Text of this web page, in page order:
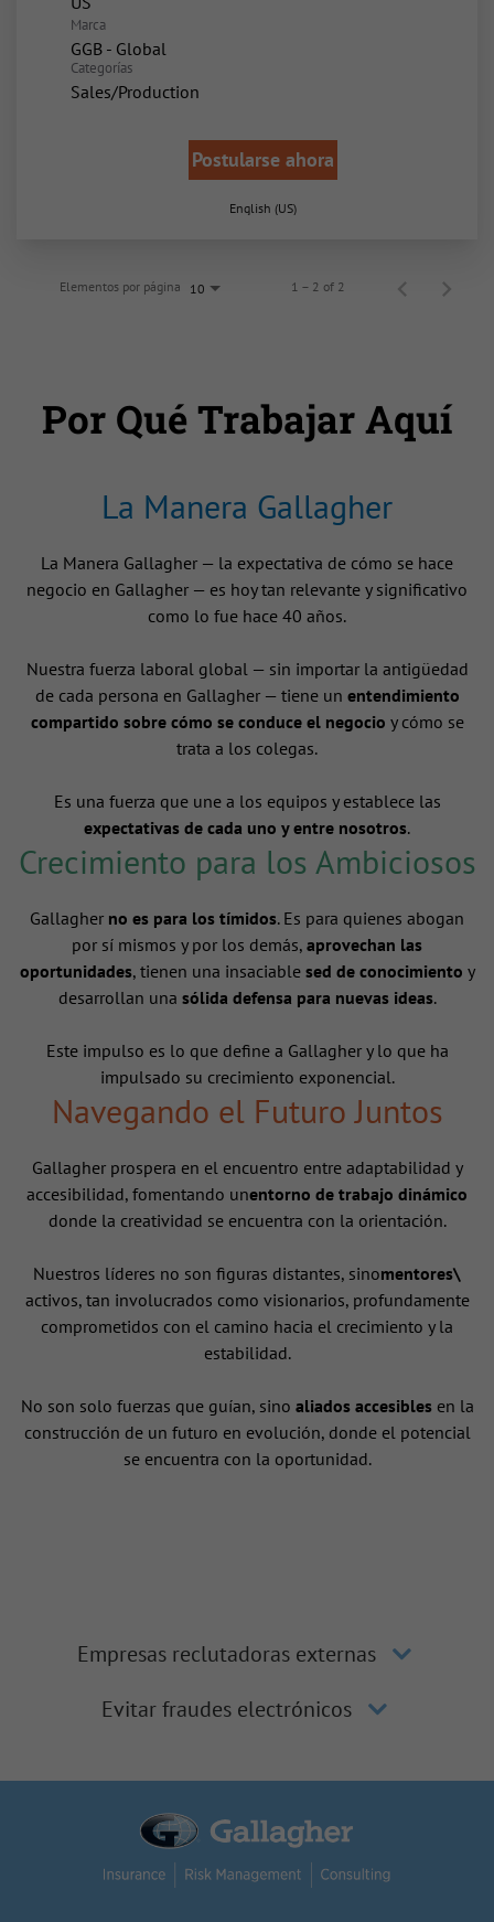
Marca
GGB - Global
Categorías
Sales/Production
Postularse ahora
English (US)
Elementos por página 10 1 – 2 of 2
Por Qué Trabajar Aquí
La Manera Gallagher
La Manera Gallagher — la expectativa de cómo se hace
negocio en Gallagher — es hoy tan relevante y significativo
como lo fue hace 40 años.
Nuestra fuerza laboral global — sin importar la antigüedad
de cada persona en Gallagher — tiene un entendimiento
compartido sobre cómo se conduce el negocio y cómo se
trata a los colegas.
Es una fuerza que une a los equipos y establece las
expectativas de cada uno y entre nosotros.
Crecimiento para los Ambiciosos
Gallagher no es para los tímidos. Es para quienes abogan
por sí mismos y por los demás, aprovechan las
oportunidades, tienen una insaciable sed de conocimiento y
desarrollan una sólida defensa para nuevas ideas.
Este impulso es lo que define a Gallagher y lo que ha
impulsado su crecimiento exponencial.
Navegando el Futuro Juntos
Gallagher prospera en el encuentro entre adaptabilidad y
accesibilidad, fomentando unentorno de trabajo dinámico
donde la creatividad se encuentra con la orientación.
Nuestros líderes no son figuras distantes, sinomentores\
activos, tan involucrados como visionarios, profundamente
comprometidos con el camino hacia el crecimiento y la
estabilidad.
No son solo fuerzas que guían, sino aliados accesiblesen la
construcción de un futuro en evolución, donde el potencial
se encuentra con la oportunidad.
Empresas reclutadoras externas
Evitar fraudes electrónicos